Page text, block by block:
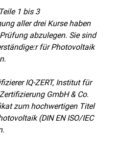
1 bis 3
aller drei Kurse haben
abzulegen. Sie sind
für Photovoltaik
IQ-ZERT, Institut für
GmbH & Co.
zum hochwertigen Titel
(DIN EN ISO/IEC